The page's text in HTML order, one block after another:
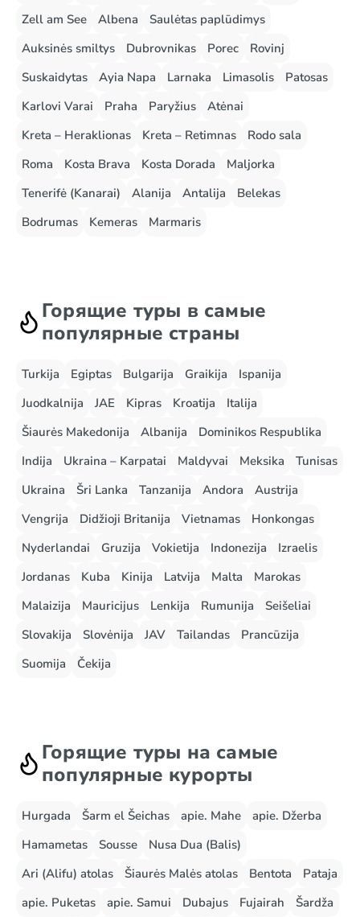
Zell am See Albena
Saulėtas paplūdimys
Auksinės smiltys
Dubrovnikas Porec
Rovinj
Suskaidytas
Ayia Napa Larnaka Limasolis
Patosas
Karlovi Varai
Praha Paryžius
Atėnai
Kreta – Heraklionas
Kreta – Retimnas
Rodo sala
Roma
Kosta Brava Kosta Dorada
Maljorka
Tenerifė (Kanarai)
Alanija Antalija
Belekas
Bodrumas
Kemeras Marmaris
Горящие туры в самые
популярные страны
Turkija Egiptas Bulgarija Graikija
Ispanija
Juodkalnija
JAE Kipras Kroatija
Italija
Šiaurės Makedonija
Albanija
Dominikos Respublika
Indija
Ukraina – Karpatai Maldyvai Meksika
Tunisas
Ukraina
Šri Lanka Tanzanija Andora
Austrija
Vengrija
Didžioji Britanija Vietnamas
Honkongas
Nyderlandai
Gruzija Vokietija Indonezija
Izraelis
Jordanas
Kuba Kinija Latvija Malta
Marokas
Malaizija
Mauricijus Lenkija Rumunija
Seišeliai
Slovakija
Slovėnija JAV Tailandas
Prancūzija
Suomija
Čekija
Горящие туры на самые
популярные курорты
Hurgada Šarm el Šeichas apie. Mahe
apie. Džerba
Hamametas
Sousse
Nusa Dua (Balis)
Ari (Alifu) atolas
Šiaurės Malės atolas Bentota
Pataja
apie. Puketas
apie. Samui Dubajus Fujairah
Šardža